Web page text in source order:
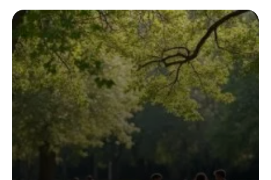
éviter pour les futurs habitants
1 août 2026